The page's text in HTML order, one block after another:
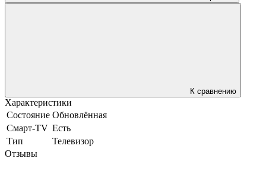
К сравнению
Характеристики
Состояние Обновлённая
Смарт-TV Есть
Тип
Телевизор
Отзывы